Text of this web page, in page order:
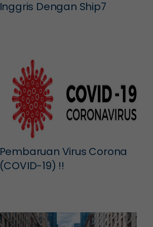
Inggris Dengan Ship7
Pembaruan Virus Corona
(COVID-19) !!